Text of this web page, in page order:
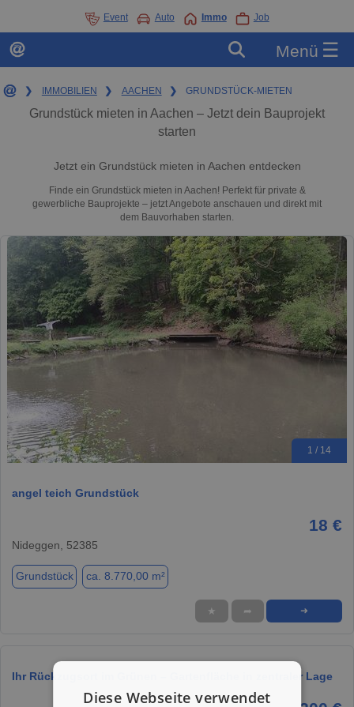
Event Auto Immo Job
Menü ☰
❯ IMMOBILIEN ❯ AACHEN ❯ GRUNDSTÜCK-MIETEN
Grundstück mieten in Aachen – Jetzt dein Bauprojekt
starten
Jetzt ein Grundstück mieten in Aachen entdecken
Finde ein Grundstück mieten in Aachen! Perfekt für private &
gewerbliche Bauprojekte – jetzt Angebote anschauen und direkt mit
dem Bauvorhaben starten.
1 / 14
angel teich Grundstück
18 €
Nideggen, 52385
Grundstück ca. 8.770,00 m²
★ ➦ ➜
Ihr Rückzugsort im Grünen – Gartenfläche in zentraler Lage
Diese Webseite verwendet